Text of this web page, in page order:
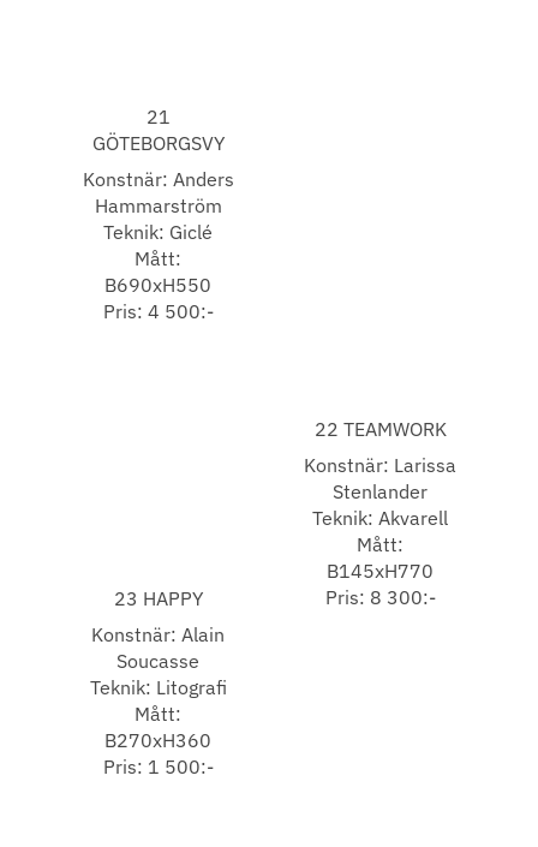
21
GÖTEBORGSVY
Konstnär: Anders
Hammarström
Teknik: Giclé
Mått:
B690xH550
Pris: 4 500:-
22 TEAMWORK
Konstnär: Larissa
Stenlander
Teknik: Akvarell
Mått:
B145xH770
Pris: 8 300:-
23 HAPPY
Konstnär: Alain
Soucasse
Teknik: Litografi
Mått:
B270xH360
Pris: 1 500:-